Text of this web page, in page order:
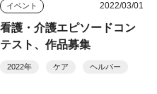
イベント 2022/03/01
看護・介護エピソードコン
テスト、作品募集
2022年 ケア ヘルパー